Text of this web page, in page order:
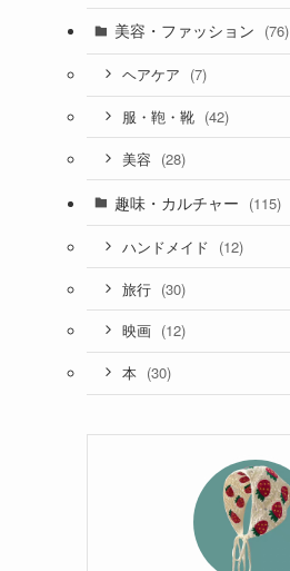
美容・ファッション (76)
ヘアケア (7)
服・鞄・靴 (42)
美容 (28)
趣味・カルチャー (115)
ハンドメイド (12)
旅行 (30)
映画 (12)
本 (30)